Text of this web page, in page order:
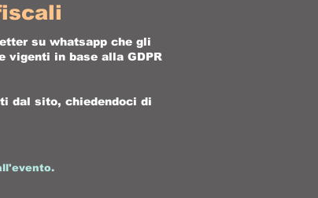
su whatsapp che gli
vigenti in base alla GDPR
dal sito, chiedendoci di